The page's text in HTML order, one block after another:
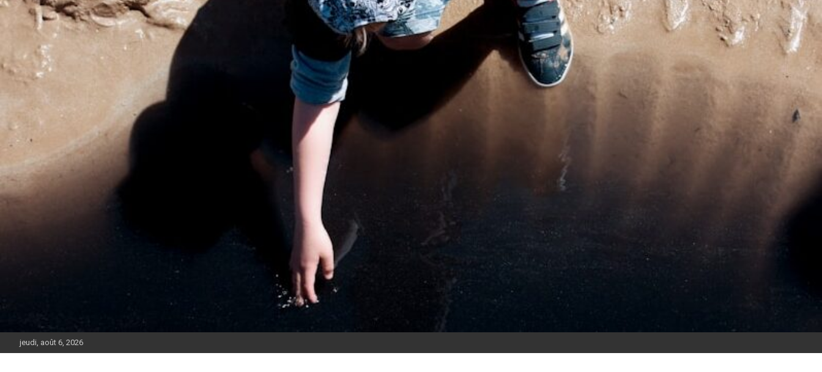
jeudi, août 6, 2026